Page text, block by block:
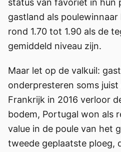
status van favoriet in hun
gastland als
rond 1.70 tot 1.90 als de
gemiddeld niveau zijn.
Maar let op de valkuil:
onderpresteren soms
Frankrijk in 2016 verloor
bodem, Portugal won als
value in de poule van het
tweede geplaatste ploeg,